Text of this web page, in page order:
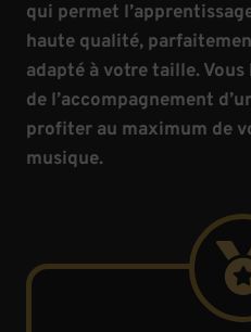
qui permet
haute qualité,
adapté à votre taille.
de l’accompagnement
profiter au maximum de
musique.